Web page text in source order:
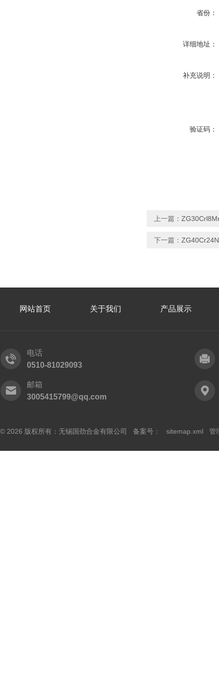
省份：
详细地址：
补充说明：
验证码：
上一篇：
下一篇：
网站首页 关于我们 产品展示
电话
0510-81029093
邮箱
3005415799@qq.com
© 2026 版权所有：无锡国劲合金有限公司 备案号： sitemap.xml 管